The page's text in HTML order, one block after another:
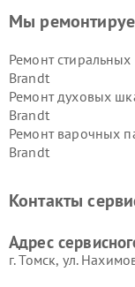
Мы
Ремонт
Brandt
Ремонт духовых
Brandt
Ремонт варочных
Brandt
Контакты
Адрес
г. Томск, ул.